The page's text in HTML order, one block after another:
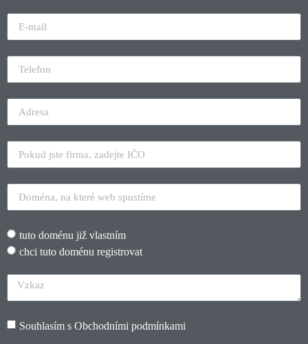
tuto doménu již vlastním
chci tuto doménu registrovat
Souhlasím s Obchodními podmínkami